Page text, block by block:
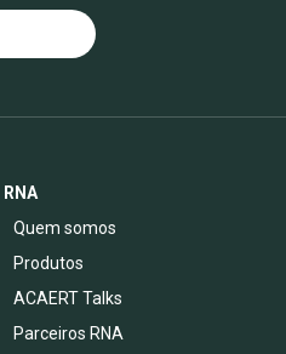
RNA
Quem somos
Produtos
ACAERT Talks
Parceiros RNA